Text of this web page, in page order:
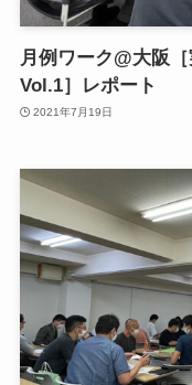
月例ワーク@大阪
Vol.1］レポート
2021年7月19日